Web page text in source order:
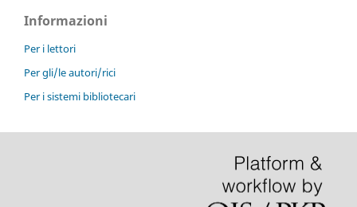
Informazioni
Per i lettori
Per gli/le autori/rici
Per i sistemi bibliotecari